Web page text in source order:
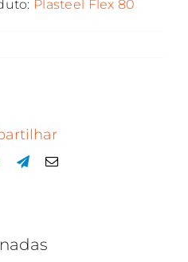
Plasteel Flex 80
WhatsApp
Telegram
E-